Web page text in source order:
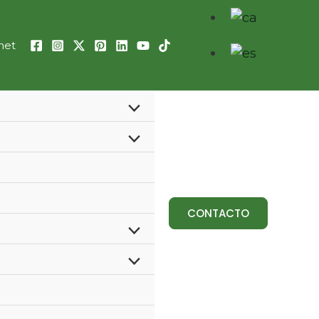
Alternar
menú
Alternar
menú
Alternar
menú
Alternar
menú
CONTACTO